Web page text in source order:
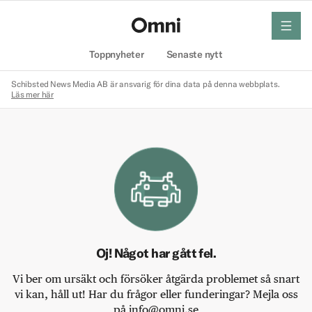
Toppnyheter Senaste nytt
meny
Schibsted News Media AB är ansvarig för dina data på denna webbplats.
Läs mer här
Oj! Något har gått fel.
Vi ber om ursäkt och försöker åtgärda problemet så snart
vi kan, håll ut! Har du frågor eller funderingar? Mejla oss